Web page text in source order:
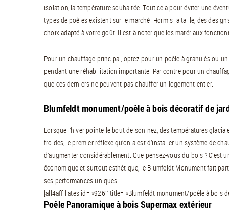
isolation, la température souhaitée. Tout cela pour éviter une
types de poêles existent sur le marché. Hormis la taille, des
choix adapté à votre goût. Il est à noter que les matériaux
Pour un chauffage principal, optez pour un poêle à granulés ou
pendant une réhabilitation importante. Par contre pour un
que ces derniers ne peuvent pas chauffer un logement entier.
Blumfeldt monument/poêle à bois décoratif de
Lorsque l’hiver pointe le bout de son nez, des températures
froides, le premier réflexe qu’on a est d’installer un système de
d’augmenter considérablement. Que pensez-vous du bois ?
économique et surtout esthétique, le Blumfeldt Monument fait
ses performances uniques.
[all4affiliates id= »926″ title= »Blumfeldt monument/poêle à bois
Poêle Panoramique à bois Supermax extérieur